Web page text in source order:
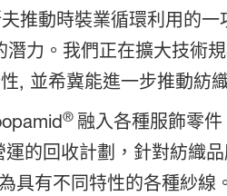
推動時裝業循環利用的
潛力。我們正在擴大技術
, 並希冀能進一步推動紡
® 融入各種服飾零
的回收計劃，針對紡織
具有不同特性的各種紗線